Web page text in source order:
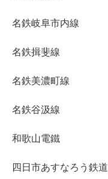
名鉄岐阜市内線
名鉄揖斐線
名鉄美濃町線
名鉄谷汲線
和歌山電鐵
四日市あすなろう鉄道